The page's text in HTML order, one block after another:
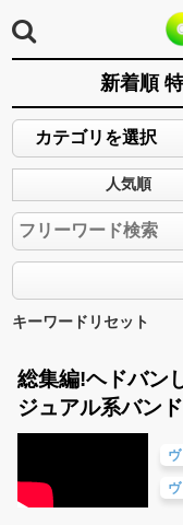
新着順
人気順
キーワードリセット
総集編!ヘドバン
ジュアル系バン